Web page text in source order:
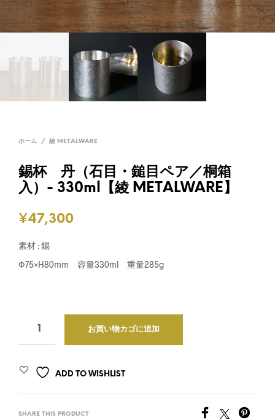
ホーム / 綾 METALWARE
錫杯 丹（石目・鎚目ペア／桐箱
入）- 330ml【綾 METALWARE】
¥47,300
素材 : 錫
Φ75×H80mm 容量330ml 重量285g
お買い物カゴに追加
ADD TO WISHLIST
SHARE THIS PRODUCT